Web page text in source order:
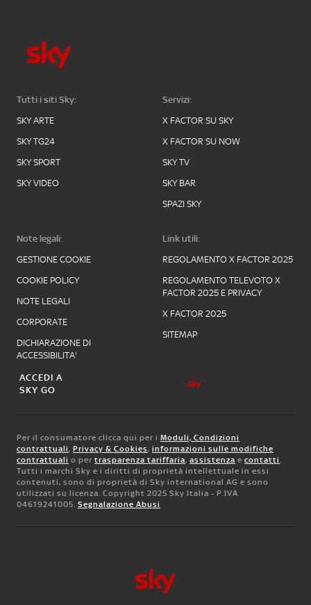
Tutti i siti Sky:
SKY ARTE
SKY TG24
SKY SPORT
SKY VIDEO
Servizi:
X FACTOR SU SKY
X FACTOR SU NOW
SKY TV
SKY BAR
SPAZI SKY
Note legali:
GESTIONE COOKIE
COOKIE POLICY
NOTE LEGALI
CORPORATE
DICHIARAZIONE DI
ACCESSIBILITA'
Link utili:
REGOLAMENTO X FACTOR 2025
REGOLAMENTO TELEVOTO X
FACTOR 2025 E PRIVACY
X FACTOR 2025
SITEMAP
ACCEDI A
SKY GO
Per il consumatore clicca qui per i Moduli, Condizioni
contrattuali, Privacy & Cookies, informazioni sulle modifiche
contrattuali o per trasparenza tariffaria, assistenza e contatti.
Tutti i marchi Sky e i diritti di proprietà intellettuale in essi
contenuti, sono di proprietà di Sky international AG e sono
utilizzati su licenza. Copyright 2025 Sky Italia - P.IVA
04619241005. Segnalazione Abusi